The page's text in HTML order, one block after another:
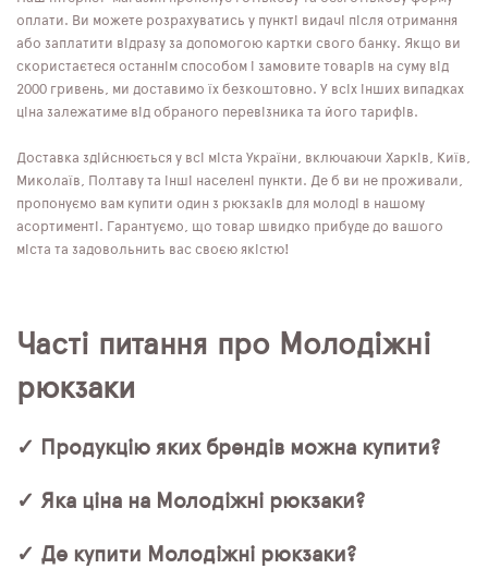
оплати. Ви можете розрахуватись у пункті видачі після отримання
або заплатити відразу за допомогою картки свого банку. Якщо ви
скористаєтеся останнім способом і замовите товарів на суму від
2000 гривень, ми доставимо їх безкоштовно. У всіх інших випадках
ціна залежатиме від обраного перевізника та його тарифів.
Доставка здійснюється у всі міста України, включаючи Харків, Київ,
Миколаїв, Полтаву та інші населені пункти. Де б ви не проживали,
пропонуємо вам купити один з рюкзаків для молоді в нашому
асортименті. Гарантуємо, що товар швидко прибуде до вашого
міста та задовольнить вас своєю якістю!
Часті питання про Молодіжні
рюкзаки
✓ Продукцію яких брендів можна купити?
✓ Яка ціна на Молодіжні рюкзаки?
✓ Де купити Молодіжні рюкзаки?